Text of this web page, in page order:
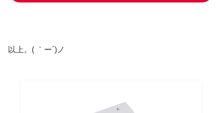
以上。( ｀ー´)ノ